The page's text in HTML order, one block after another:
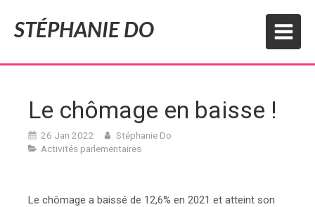
STÉPHANIE DO
Le chômage en baisse !
26 Jan 2022
Stéphanie Do
Activités parlementaires
Le chômage a baissé de 12,6% en 2021 et atteint son